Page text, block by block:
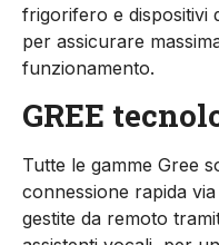
frigorifero e dispositivi
per assicurare
funzionamento.
GREE
Tutte le gamme Gree
connessione rapida
gestite da remoto